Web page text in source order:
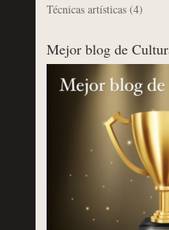
Técnicas artísticas(4)
Mejor blog de